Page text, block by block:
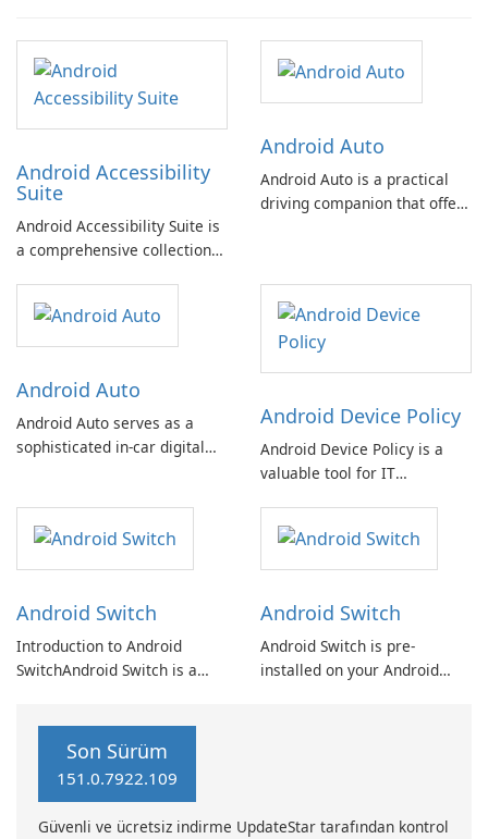
Android Accessibility
Suite
Android Accessibility Suite is
a comprehensive collection
designed to facilitate the use
of your Android device hands-
free or through a switch
Android Auto
Android Auto is a practical
driving companion that offers
assistance of Google
Assistant, Android Auto
keeps you focused,
connected, and entertained
Android Auto
Android Auto serves as a
sophisticated in-car digital
seamless connectivity and
media management.
Android Device Policy
Android Device Policy is a
valuable tool for IT
maintain the security of their
organization's data.
Android Switch
Introduction to Android
SwitchAndroid Switch is a
facilitate seamless device
customization for Android
Android Switch
Android Switch is pre-
installed on your Android
Son Sürüm
151.0.7922.109
Güvenli ve ücretsiz indirme UpdateStar tarafından kontrol